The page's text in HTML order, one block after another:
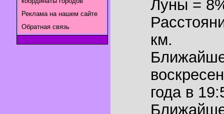
Реклама на нашем сайте
Обратная связь
Луны =
км.
года в